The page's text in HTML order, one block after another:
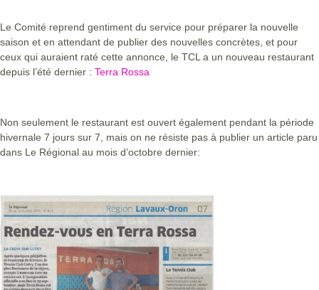
Le Comité reprend gentiment du service pour préparer la nouvelle
saison et en attendant de publier des nouvelles concrètes, et pour
ceux qui auraient raté cette annonce, le TCL a un nouveau restaurant
depuis l’été dernier : Terra Rossa
Non seulement le restaurant est ouvert également pendant la période
hivernale 7 jours sur 7, mais on ne résiste pas à publier un article paru
dans Le Régional au mois d’octobre dernier: